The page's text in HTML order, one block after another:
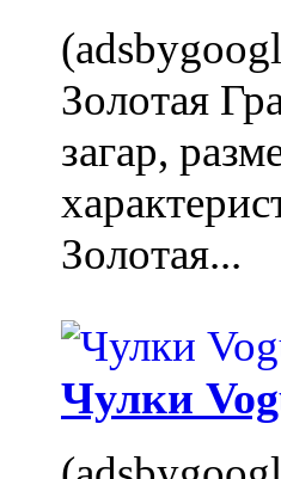
Золотая
загар,
Золотая...
Чулки